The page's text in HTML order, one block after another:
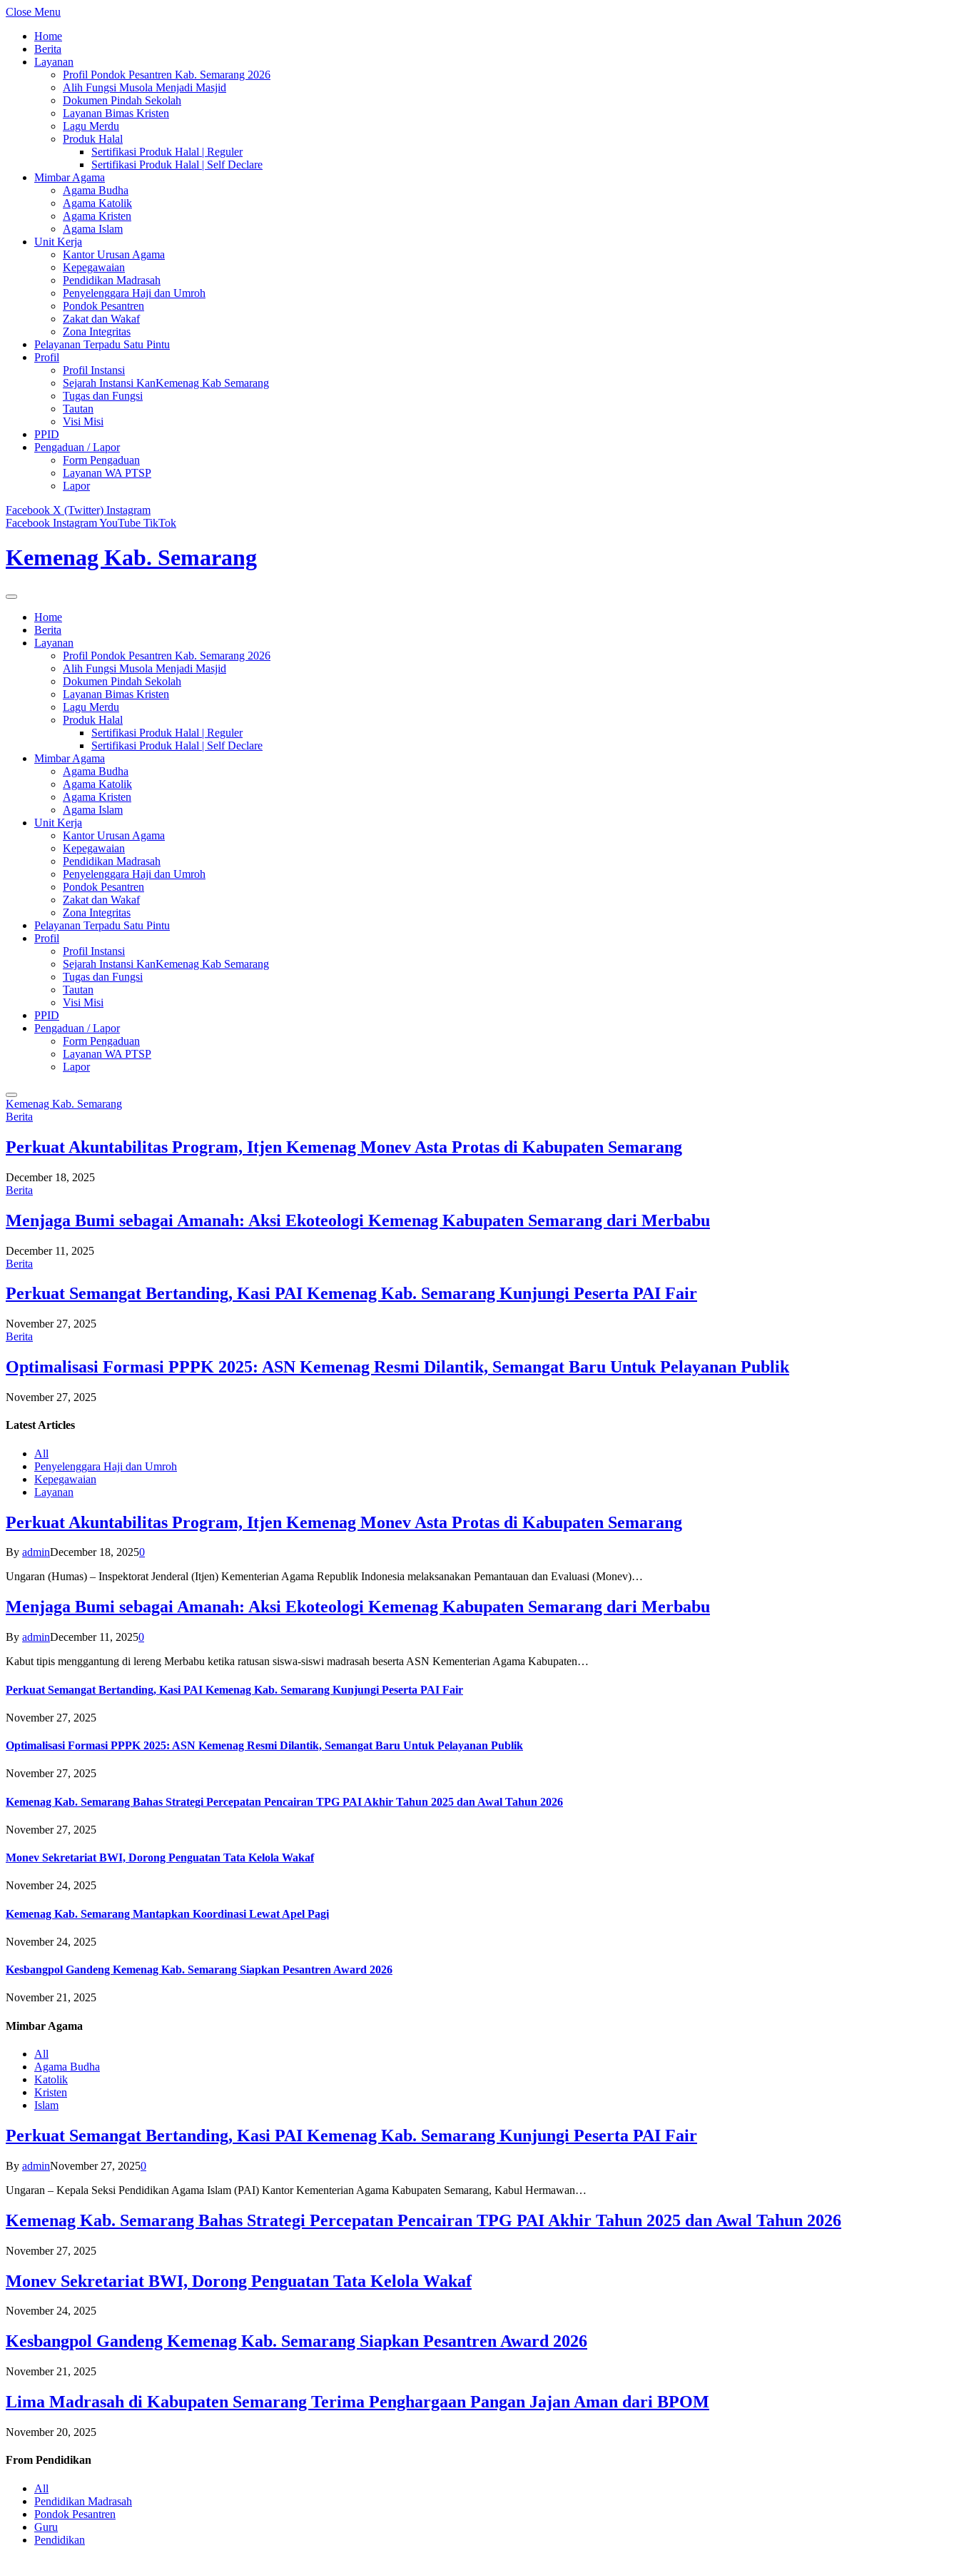
Close Menu
Home
Berita
Layanan
Profil Pondok Pesantren Kab. Semarang 2026
Alih Fungsi Musola Menjadi Masjid
Dokumen Pindah Sekolah
Layanan Bimas Kristen
Lagu Merdu
Produk Halal
Sertifikasi Produk Halal | Reguler
Sertifikasi Produk Halal | Self Declare
Mimbar Agama
Agama Budha
Agama Katolik
Agama Kristen
Agama Islam
Unit Kerja
Kantor Urusan Agama
Kepegawaian
Pendidikan Madrasah
Penyelenggara Haji dan Umroh
Pondok Pesantren
Zakat dan Wakaf
Zona Integritas
Pelayanan Terpadu Satu Pintu
Profil
Profil Instansi
Sejarah Instansi KanKemenag Kab Semarang
Tugas dan Fungsi
Tautan
Visi Misi
PPID
Pengaduan / Lapor
Form Pengaduan
Layanan WA PTSP
Lapor
Facebook X (Twitter) Instagram
Facebook InstagramYouTube TikTok
Kemenag Kab. Semarang
Home
Berita
Layanan
Profil Pondok Pesantren Kab. Semarang 2026
Alih Fungsi Musola Menjadi Masjid
Dokumen Pindah Sekolah
Layanan Bimas Kristen
Lagu Merdu
Produk Halal
Sertifikasi Produk Halal | Reguler
Sertifikasi Produk Halal | Self Declare
Mimbar Agama
Agama Budha
Agama Katolik
Agama Kristen
Agama Islam
Unit Kerja
Kantor Urusan Agama
Kepegawaian
Pendidikan Madrasah
Penyelenggara Haji dan Umroh
Pondok Pesantren
Zakat dan Wakaf
Zona Integritas
Pelayanan Terpadu Satu Pintu
Profil
Profil Instansi
Sejarah Instansi KanKemenag Kab Semarang
Tugas dan Fungsi
Tautan
Visi Misi
PPID
Pengaduan / Lapor
Form Pengaduan
Layanan WA PTSP
Lapor
Kemenag Kab. Semarang
Berita
Perkuat Akuntabilitas Program, Itjen Kemenag Monev Asta Protas di Kabupaten Semarang
December 18, 2025
Berita
Menjaga Bumi sebagai Amanah: Aksi Ekoteologi Kemenag Kabupaten Semarang dari Merbabu
December 11, 2025
Berita
Perkuat Semangat Bertanding, Kasi PAI Kemenag Kab. Semarang Kunjungi Peserta PAI Fair
November 27, 2025
Berita
Optimalisasi Formasi PPPK 2025: ASN Kemenag Resmi Dilantik, Semangat Baru Untuk Pelayanan Publik
November 27, 2025
Latest Articles
All
Penyelenggara Haji dan Umroh
Kepegawaian
Layanan
Perkuat Akuntabilitas Program, Itjen Kemenag Monev Asta Protas di Kabupaten Semarang
By adminDecember 18, 20250
Ungaran (Humas) – Inspektorat Jenderal (Itjen) Kementerian Agama Republik Indonesia melaksanakan Pemantauan dan Evaluasi (Monev)…
Menjaga Bumi sebagai Amanah: Aksi Ekoteologi Kemenag Kabupaten Semarang dari Merbabu
By adminDecember 11, 20250
Kabut tipis menggantung di lereng Merbabu ketika ratusan siswa-siswi madrasah beserta ASN Kementerian Agama Kabupaten…
Perkuat Semangat Bertanding, Kasi PAI Kemenag Kab. Semarang Kunjungi Peserta PAI Fair
November 27, 2025
Optimalisasi Formasi PPPK 2025: ASN Kemenag Resmi Dilantik, Semangat Baru Untuk Pelayanan Publik
November 27, 2025
Kemenag Kab. Semarang Bahas Strategi Percepatan Pencairan TPG PAI Akhir Tahun 2025 dan Awal Tahun 2026
November 27, 2025
Monev Sekretariat BWI, Dorong Penguatan Tata Kelola Wakaf
November 24, 2025
Kemenag Kab. Semarang Mantapkan Koordinasi Lewat Apel Pagi
November 24, 2025
Kesbangpol Gandeng Kemenag Kab. Semarang Siapkan Pesantren Award 2026
November 21, 2025
Mimbar Agama
All
Agama Budha
Katolik
Kristen
Islam
Perkuat Semangat Bertanding, Kasi PAI Kemenag Kab. Semarang Kunjungi Peserta PAI Fair
By adminNovember 27, 20250
Ungaran – Kepala Seksi Pendidikan Agama Islam (PAI) Kantor Kementerian Agama Kabupaten Semarang, Kabul Hermawan…
Kemenag Kab. Semarang Bahas Strategi Percepatan Pencairan TPG PAI Akhir Tahun 2025 dan Awal Tahun 2026
November 27, 2025
Monev Sekretariat BWI, Dorong Penguatan Tata Kelola Wakaf
November 24, 2025
Kesbangpol Gandeng Kemenag Kab. Semarang Siapkan Pesantren Award 2026
November 21, 2025
Lima Madrasah di Kabupaten Semarang Terima Penghargaan Pangan Jajan Aman dari BPOM
November 20, 2025
From Pendidikan
All
Pendidikan Madrasah
Pondok Pesantren
Guru
Pendidikan